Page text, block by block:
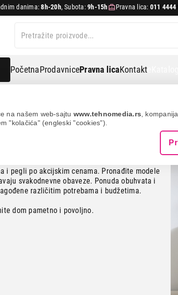
na našem web-sajtu www.tehnomedia.rs ,
"kolačića" (engleski "cookies").
danima:8h-20h, Subota:9h-15h Pravna lica: 011 4444
PočetnaProdavnicePravna licaKontakt
mestu –
i pegle
i pegli po akcijskim cenama. Pronađite modele
svakodnevne obaveze. Ponuda obuhvata i
različitim potrebama i budžetima.
dom pametno i povoljno.